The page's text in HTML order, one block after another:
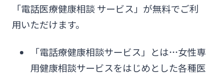
「電話医療健康相談 サービス」が無料でご利
用いただけます。
「電話療健康相談サービス」とは…女性専
用健康相談サービスをはじめとした各種医